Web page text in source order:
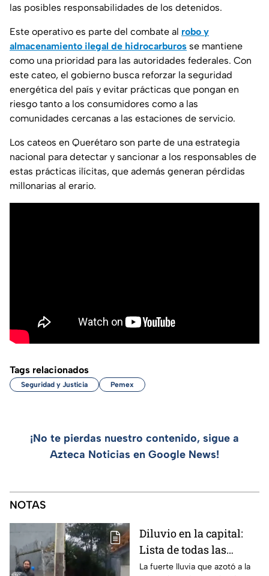
las posibles responsabilidades de los detenidos.
Este operativo es parte del combate al robo y
almacenamiento ilegal de hidrocarburos se mantiene
como una prioridad para las autoridades federales. Con
este cateo, el gobierno busca reforzar la seguridad
energética del país y evitar prácticas que pongan en
riesgo tanto a los consumidores como a las
comunidades cercanas a las estaciones de servicio.
Los cateos en Querétaro son parte de una estrategia
nacional para detectar y sancionar a los responsables de
estas prácticas ilícitas, que además generan pérdidas
millonarias al erario.
Tags relacionados
Seguridad y Justicia Pemex
¡No te pierdas nuestro contenido, sigue a
Azteca Noticias en Google News!
NOTAS
Diluvio en la capital:
Lista de todas las
inundaciones en CDMX
La fuerte lluvia que azotó a la